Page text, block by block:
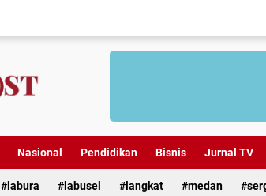
Nasional Pendidikan Bisnis Jurnal TV
labura labusel langkat medan